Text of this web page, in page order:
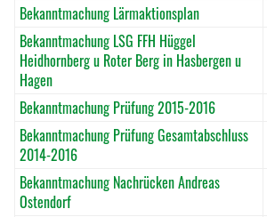
Bekanntmachung Lärmaktionsplan
Bekanntmachung LSG FFH Hüggel
Heidhornberg u Roter Berg in Hasbergen u
Hagen
Bekanntmachung Prüfung 2015-2016
Bekanntmachung Prüfung Gesamtabschluss
2014-2016
Bekanntmachung Nachrücken Andreas
Ostendorf